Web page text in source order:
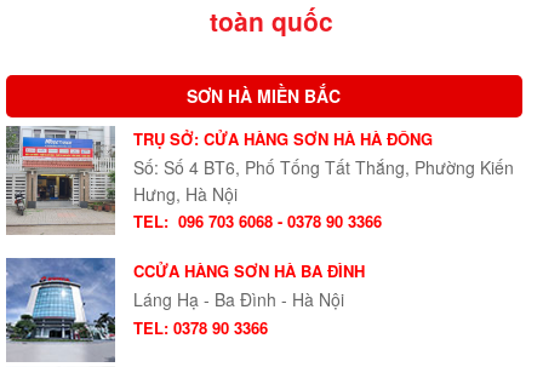
toàn quốc
SƠN HÀ MIỀN BẮC
TRỤ SỞ: CỬA HÀNG SƠN HÀ HÀ ĐÔNG
Số: Số 4 BT6, Phố Tống Tất Thắng, Phường Kiến
Hưng, Hà Nội
TEL: 096 703 6068 - 0378 90 3366
CCỬA HÀNG SƠN HÀ BA ĐÌNH
Láng Hạ - Ba Đình - Hà Nội
TEL: 0378 90 3366